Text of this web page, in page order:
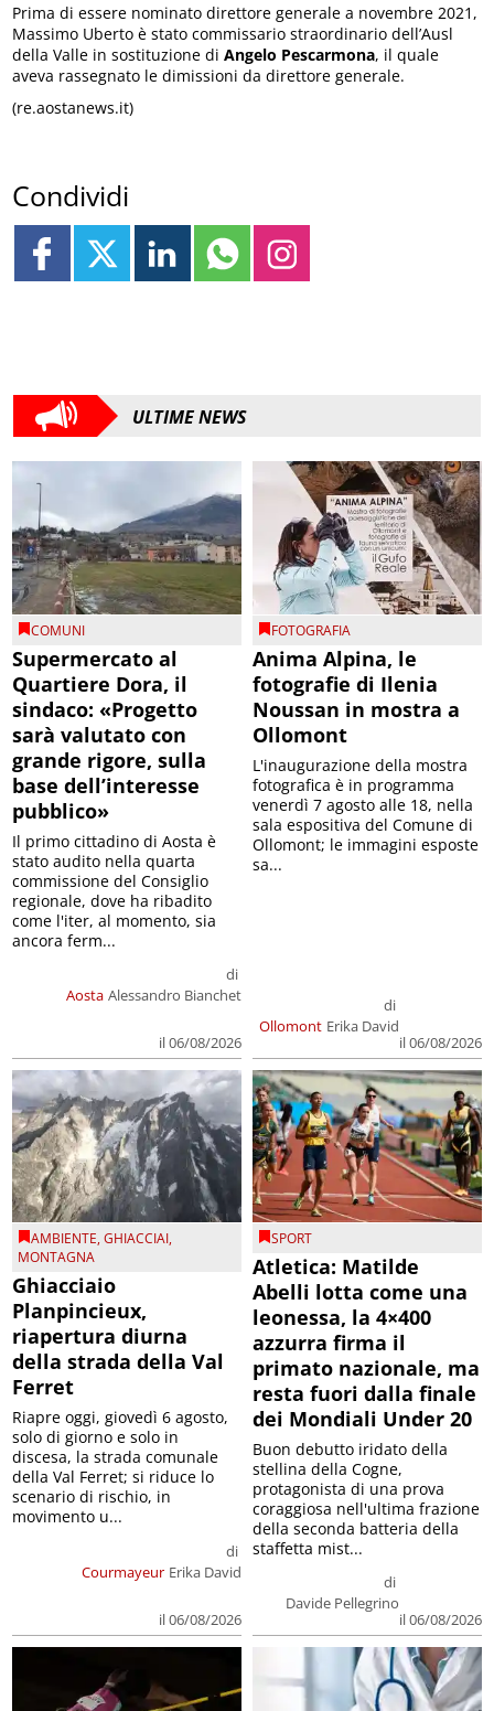
Prima di essere nominato direttore generale a novembre 2021,
Massimo Uberto è stato commissario straordinario dell’Ausl
della Valle in sostituzione diAngelo Pescarmona, il quale
aveva rassegnato le dimissioni da direttore generale.
(re.aostanews.it)
Condividi
ULTIME NEWS
COMUNI
Supermercato al
Quartiere Dora, il
sindaco: «Progetto
sarà valutato con
grande rigore, sulla
base dell’interesse
pubblico»
Aosta
di
Alessandro Bianchet
il 06/08/2026
Il primo cittadino di Aosta è
stato audito nella quarta
commissione del Consiglio
regionale, dove ha ribadito
come l'iter, al momento, sia
ancora ferm...
FOTOGRAFIA
Anima Alpina, le
fotografie di Ilenia
Noussan in mostra a
Ollomont
Ollomont
di
Erika David
il 06/08/2026
L'inaugurazione della mostra
fotografica è in programma
venerdì 7 agosto alle 18, nella
sala espositiva del Comune di
Ollomont; le immagini esposte
sa...
AMBIENTE,GHIACCIAI,
MONTAGNA
Ghiacciaio
Planpincieux,
riapertura diurna
della strada della Val
Ferret
Courmayeur
di
Erika David
il 06/08/2026
Riapre oggi, giovedì 6 agosto,
solo di giorno e solo in
discesa, la strada comunale
della Val Ferret; si riduce lo
scenario di rischio, in
movimento u...
SPORT
Atletica: Matilde
Abelli lotta come una
leonessa, la 4×400
azzurra firma il
primato nazionale, ma
resta fuori dalla finale
dei Mondiali Under 20
di
Davide Pellegrino
il 06/08/2026
Buon debutto iridato della
stellina della Cogne,
protagonista di una prova
coraggiosa nell'ultima frazione
della seconda batteria della
staffetta mist...